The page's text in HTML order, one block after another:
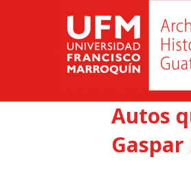
Autos
Gaspar